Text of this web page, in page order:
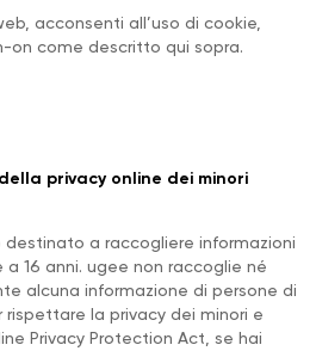
acconsenti all’uso di cookie,
on come descritto qui sopra.
privacy online dei minori
destinato a raccogliere informazioni
16 anni. ugee non raccoglie né
alcuna informazione di persone di
rispettare la privacy dei minori e
Privacy Protection Act, se hai